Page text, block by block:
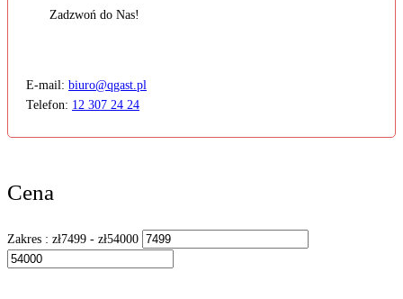
Zadzwoń do Nas!
E-mail: biuro@qgast.pl
Telefon: 12 307 24 24
Cena
Zakres : zł7499 - zł54000